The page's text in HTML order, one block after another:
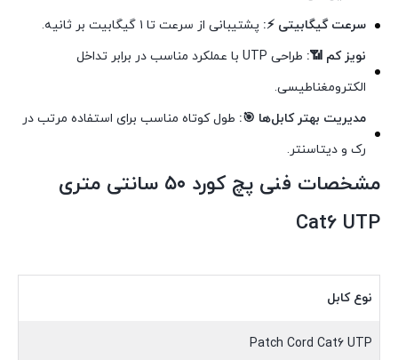
سرعت گیگابیتی ⚡: پشتیبانی از سرعت تا ۱ گیگابیت بر ثانیه.
نویز کم 📶:
طراحی UTP با عملکرد مناسب در برابر تداخل
الکترومغناطیسی.
مدیریت بهتر کابل‌ها 🎯: طول کوتاه مناسب برای استفاده مرتب در
رک و دیتاسنتر.
مشخصات فنی پچ کورد ۵۰ سانتی متری
Cat6 UTP
نوع کابل
Patch Cord Cat6 UTP